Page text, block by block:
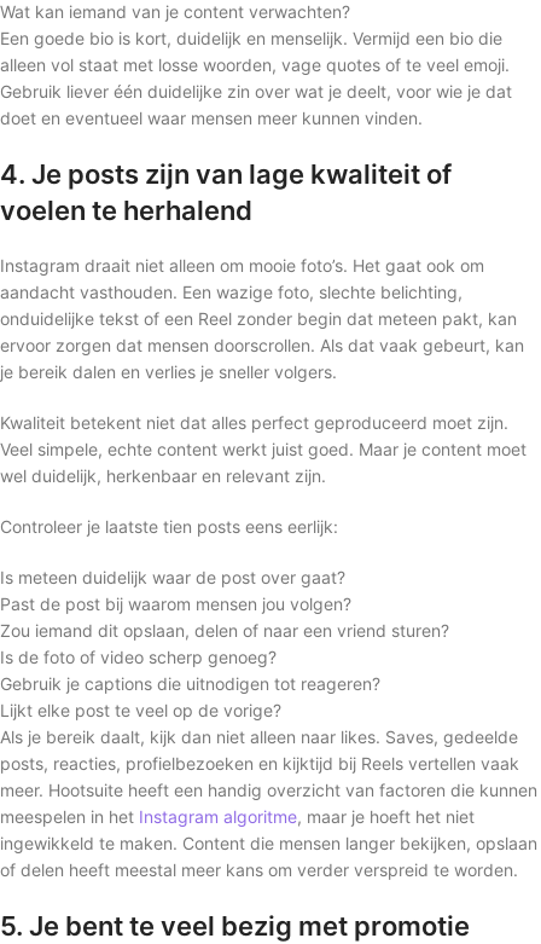
Wat kan iemand van je content verwachten?
Een goede bio is kort, duidelijk en menselijk. Vermijd een bio die
alleen vol staat met losse woorden, vage quotes of te veel emoji.
Gebruik liever één duidelijke zin over wat je deelt, voor wie je dat
doet en eventueel waar mensen meer kunnen vinden.
4. Je posts zijn van lage kwaliteit of
voelen te herhalend
Instagram draait niet alleen om mooie foto’s. Het gaat ook om
aandacht vasthouden. Een wazige foto, slechte belichting,
onduidelijke tekst of een Reel zonder begin dat meteen pakt, kan
ervoor zorgen dat mensen doorscrollen. Als dat vaak gebeurt, kan
je bereik dalen en verlies je sneller volgers.
Kwaliteit betekent niet dat alles perfect geproduceerd moet zijn.
Veel simpele, echte content werkt juist goed. Maar je content moet
wel duidelijk, herkenbaar en relevant zijn.
Controleer je laatste tien posts eens eerlijk:
Is meteen duidelijk waar de post over gaat?
Past de post bij waarom mensen jou volgen?
Zou iemand dit opslaan, delen of naar een vriend sturen?
Is de foto of video scherp genoeg?
Gebruik je captions die uitnodigen tot reageren?
Lijkt elke post te veel op de vorige?
Als je bereik daalt, kijk dan niet alleen naar likes. Saves, gedeelde
posts, reacties, profielbezoeken en kijktijd bij Reels vertellen vaak
meer. Hootsuite heeft een handig overzicht van factoren die kunnen
meespelen in het Instagram algoritme, maar je hoeft het niet
ingewikkeld te maken. Content die mensen langer bekijken, opslaan
of delen heeft meestal meer kans om verder verspreid te worden.
5. Je bent te veel bezig met promotie